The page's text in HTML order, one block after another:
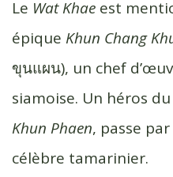
Le Wat Khae est
épique Khun Chang
ขุนแผน), un chef
siamoise. Un héros
Khun Phaen, passe
célèbre tamarinier.